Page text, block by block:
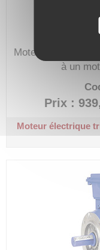
Moteur 230/400V,
à un
Prix :
Moteur électrique